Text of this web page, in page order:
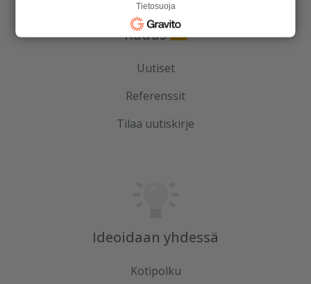
Rudus
Uutiset
Referenssit
Tilaa uutiskirje
Ideoidaan yhdessä
Kotipolku
Tietosuoja